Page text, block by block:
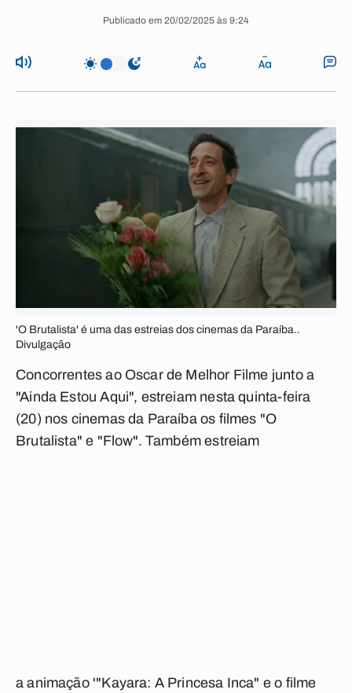
Publicado em 20/02/2025 às 9:24
'O Brutalista' é uma das estreias dos cinemas da Paraíba..
Divulgação
Concorrentes ao Oscar de Melhor Filme junto a
"Ainda Estou Aqui", estreiam nesta quinta-feira
(20) nos cinemas da Paraíba os filmes "O
Brutalista" e "Flow". Também estreiam
a animação '"Kayara: A Princesa Inca" e o filme